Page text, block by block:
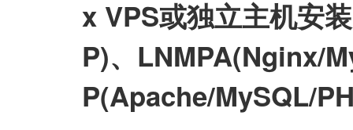
x VPS或独立主机安
P)、LNMPA(Nginx/
P(Apache/MySQL/